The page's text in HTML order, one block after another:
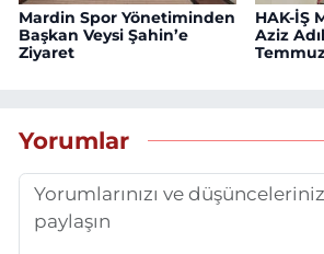
Mardin Spor Yönetiminden
Başkan Veysi Şahin’e
Ziyaret
HAK-İŞ
Aziz
Yorumlar